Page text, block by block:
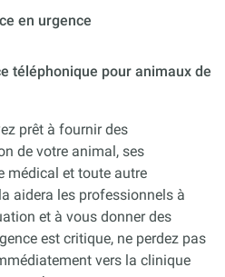
en urgence
téléphonique pour animaux de
prêt à fournir des
de votre animal, ses
médical et toute autre
aidera les professionnels à
et à vous donner des
est critique, ne perdez pas
vers la clinique